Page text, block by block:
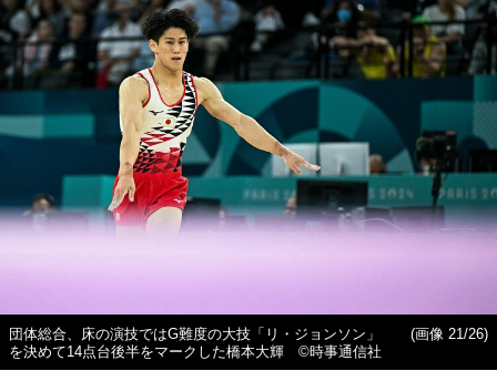
団体総合、床の演技ではG難度の大技「リ・ジョンソン」
を決めて14点台後半をマークした橋本大輝 ©時事通信社
(画像 21/26)